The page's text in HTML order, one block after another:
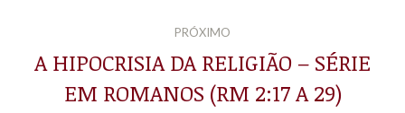
PRÓXIMO
Próximo
post:
A HIPOCRISIA DA RELIGIÃO – SÉRIE
EM ROMANOS (RM 2:17 A 29)